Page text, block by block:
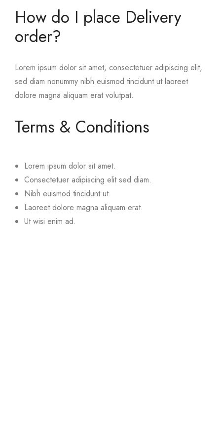
How do I place Delivery
order?
Lorem ipsum dolor sit amet, consectetuer adipiscing elit,
sed diam nonummy nibh euismod tincidunt ut laoreet
dolore magna aliquam erat volutpat.
Terms & Conditions
Lorem ipsum dolor sit amet.
Consectetuer adipiscing elit sed diam.
Nibh euismod tincidunt ut.
Laoreet dolore magna aliquam erat.
Ut wisi enim ad.